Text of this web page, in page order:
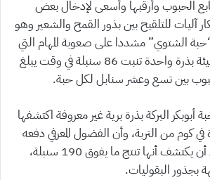
الحبوب وأرقبها وأسعى لإدخال بعض
آليات للتلقيح بين بذور القمح والشعير وهو
الشتوي” مشددا على صعوبة المهام التي
يقوم بها والمتمثلة في تهيئة بذرة واحدة تنبت 86 سنبلة في وقت يبلغ
بين تسع وعشر سنابل لكل حبة.
البركة بذرة برية غير معروفة اكتشفها
كوم من التربة، وأن الفضول المعرفي دفعه
لرعايتها ومراقبتها قبل أن يكتشف أنها تنتج ما يفوق 190 سنبلة،
بجذور البقوليات.